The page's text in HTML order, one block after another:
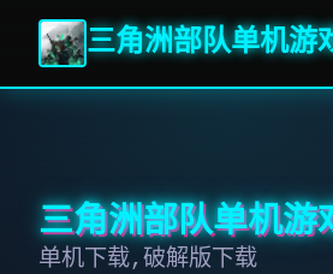
三角洲部队单机游
三角洲部队单机游
单机下载,破解版下载